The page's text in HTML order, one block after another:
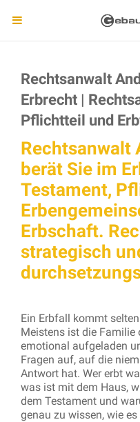
Rechtsanwalt
Erbrecht |
Pflichtteil und
Rechtsanwalt
berät Sie im
Testament,
Erbschaft.
strategisch
Ein Erbfall kommt
Meistens ist die Familie
emotional aufgeladen
Fragen auf, auf die
Antwort hat. Wer erbt
was ist mit dem Haus,
dem Testament und
genau zu wissen, wie